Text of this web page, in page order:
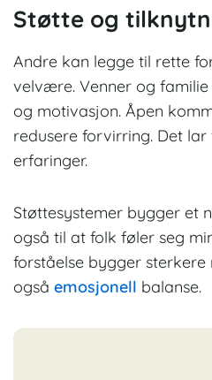
Støtte og
Andre kan legge til rette
velvære. Venner og
og motivasjon. Åpen
redusere forvirring. Det
erfaringer.
Støttesystemer bygger et
også til at folk føler seg
forståelse bygger
også emosjonell balanse.